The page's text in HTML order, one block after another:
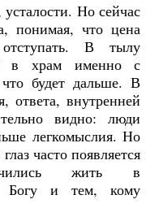
Но сейчас
понимая, что цена
В тылу
в храм именно с
будет дальше. В
ответа, внутренней
видно: люди
легкомыслия. Но
часто появляется
жить в
Богу и тем, кому